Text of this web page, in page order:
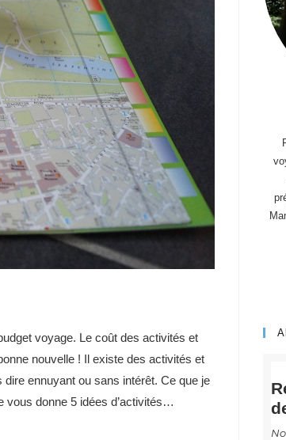
voyage. Le coût des activités et
nouvelle ! Il existe des activités et
ennuyant ou sans intérêt. Ce que je
vous donne 5 idées d’activités…